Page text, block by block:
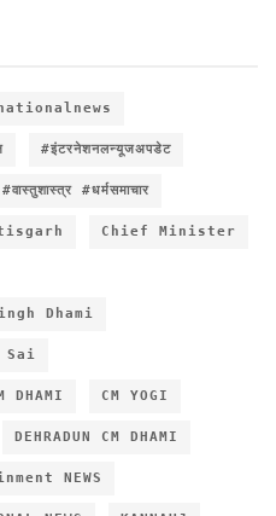
#इंटरनेशनलन्यूजअपडेट
#वास्तुशास्त्र #धर्मसमाचार
Chief Minister
Dhami
Sai
DHAMI CM YOGI
DEHRADUN CM DHAMI
NEWS